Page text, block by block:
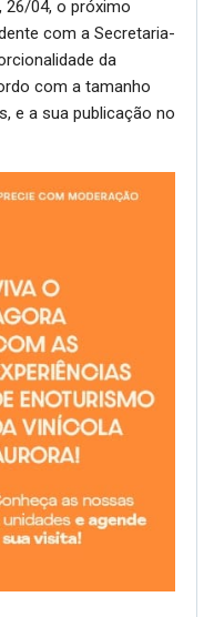
26/04, o próximo
com a Secretaria-
da
com a tamanho
e a sua publicação no